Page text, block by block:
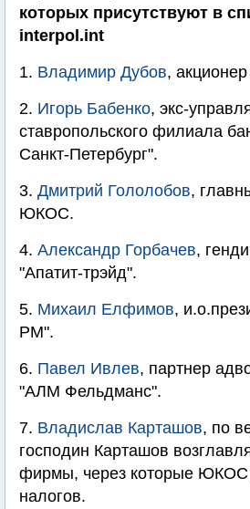
которых присутствуют в
interpol.int
1. Владимир Дубов,
2. Игорь Бабенко, экс-
ставропольского филиала
Санкт-Петербург".
3. Дмитрий Гололобов,
ЮКОС.
4. Александр Горбачев,
"Апатит-трэйд".
5. Михаил Елфимов,
РМ".
6. Павел Ивлев, партнер
"АЛМ Фельдманс".
7. Владислав Карташов, по
господин Карташов
фирмы, через которые ЮКОС
налогов.